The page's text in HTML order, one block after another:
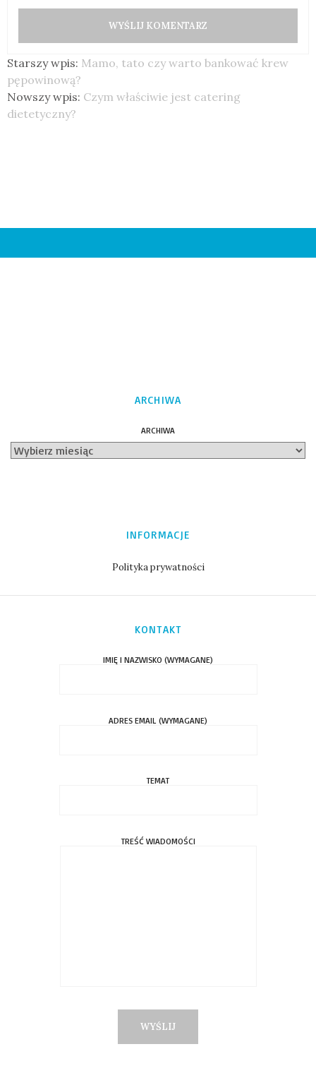
Starszy wpis: Mamo, tato czy warto bankować krew
pępowinową?
Nowszy wpis: Czym właściwie jest catering
dietetyczny?
ARCHIWA
ARCHIWA
INFORMACJE
Polityka prywatności
KONTAKT
IMIĘ I NAZWISKO (WYMAGANE)
ADRES EMAIL (WYMAGANE)
TEMAT
TREŚĆ WIADOMOŚCI